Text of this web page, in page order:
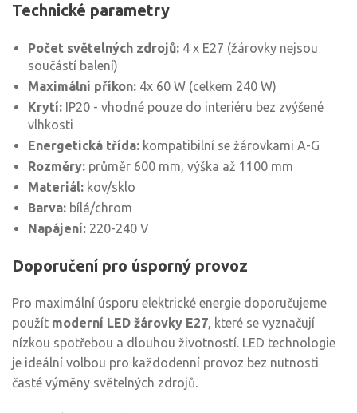
Technické parametry
Počet světelných zdrojů: 4 x E27 (žárovky nejsou
součástí balení)
Maximální příkon: 4x 60 W (celkem 240 W)
Krytí: IP20 - vhodné pouze do interiéru bez zvýšené
vlhkosti
Energetická třída: kompatibilní se žárovkami A-G
Rozměry: průměr 600 mm, výška až 1100 mm
Materiál: kov/sklo
Barva: bílá/chrom
Napájení: 220-240 V
Doporučení pro úsporný provoz
Pro maximální úsporu elektrické energie doporučujeme
použít moderní LED žárovky E27, které se vyznačují
nízkou spotřebou a dlouhou životností. LED technologie
je ideální volbou pro každodenní provoz bez nutnosti
časté výměny světelných zdrojů.